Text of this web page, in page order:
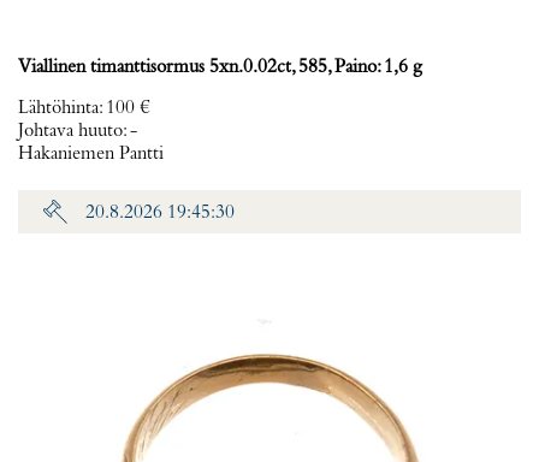
Viallinen timanttisormus 5xn.0.02ct, 585, Paino: 1,6 g
Lähtöhinta: 100 €
Johtava huuto:-
Hakaniemen Pantti
20.8.2026 19:45:30